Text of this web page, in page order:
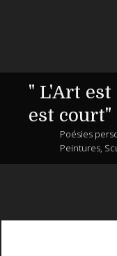
" L'Art
est court"
Poésies
Peintures,